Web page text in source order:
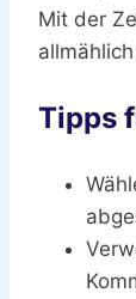
Mit der
Tipps